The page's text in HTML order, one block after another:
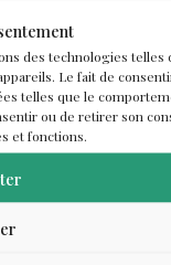
des technologies telles
Le fait de
telles que le
ou de retirer son
et fonctions.
et
de
des